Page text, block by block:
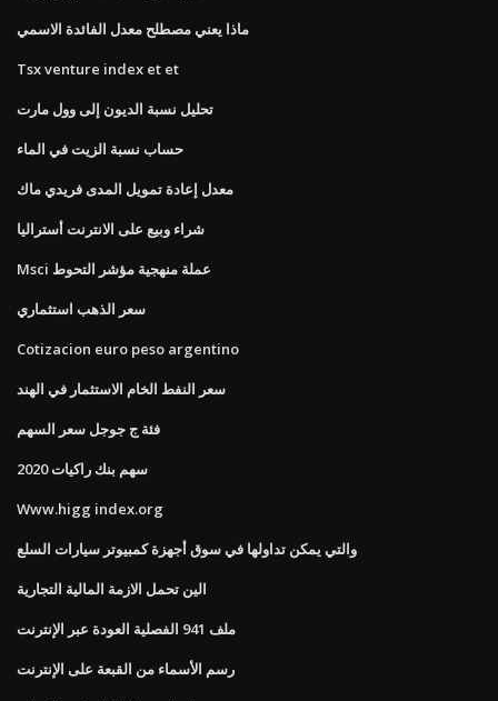
ماذا يعني مصطلح معدل الفائدة الاسمي
Tsx venture index et et
تحليل نسبة الديون إلى وول مارت
حساب نسبة الزيت في الماء
معدل إعادة تمويل المدى فريدي ماك
شراء وبيع على الانترنت أستراليا
Msci عملة منهجية مؤشر التحوط
سعر الذهب استثماري
Cotizacion euro peso argentino
سعر النفط الخام الاستثمار في الهند
فئة ج جوجل سعر السهم
سهم بنك راكيات 2020
Www.higg index.org
والتي يمكن تداولها في سوق أجهزة كمبيوتر سيارات السلع
الين تحمل الازمة المالية التجارية
ملف 941 الفصلية العودة عبر الإنترنت
رسم الأسماء من القبعة على الإنترنت